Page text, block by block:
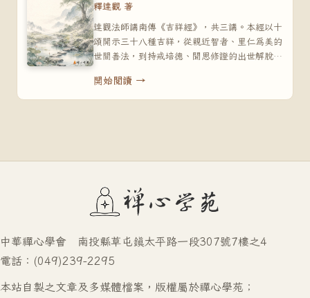
釋達觀 著
達觀法師講南傳《吉祥經》，共三講。本經以十
頌開示三十八種吉祥，從親近智者、里仁為美的
世間善法，到持戒培德、聞思修證的出世解脫，
開始閱讀 →
中華禪心學會 南投縣草屯鎮太平路一段307號7樓之4
電話：(049)239-2295
本站自製之文章及多媒體檔案，版權屬於禪心學苑；